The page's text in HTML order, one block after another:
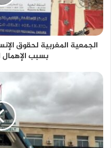
الجمعية المغربية لحقوق
بسبب الإهمال